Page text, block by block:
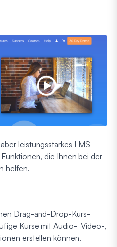
leistungsstarkes LMS-
die Ihnen bei der
helfen.
Drag-and-Drop-Kurs-
Kurse mit Audio-, Video-,
erstellen können.